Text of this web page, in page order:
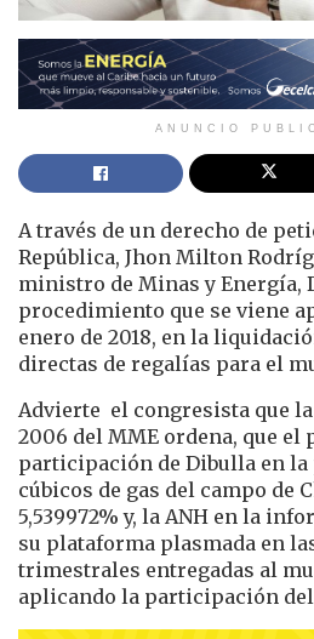
ANUNCIO
A través de un derecho de
República, Jhon Milton
ministro de Minas y Energía,
procedimiento que se viene
enero de 2018, en la
directas de regalías para el
Advierte el congresista que la
2006 del MME ordena, que el
participación de Dibulla en
cúbicos de gas del campo de
5,539972% y, la ANH en la
su plataforma plasmada en
trimestrales entregadas al
aplicando la participación del